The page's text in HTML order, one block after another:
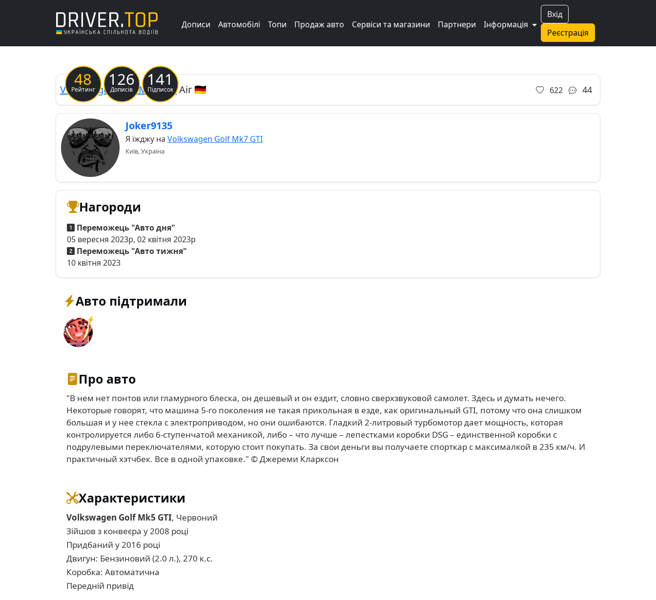
Вхід
Реєстрація
Дописи Автомобілі Топи Продаж авто Сервіси та магазини Партнери Інформація
48
Рейтинг
126
Дописів
141
Підписок
Previous
VolkswagenGolf Mk5 GTIAir 🇩🇪 622 44
Joker9135
Я їжджу на Volkswagen Golf Mk7 GTI
Київ, Україна
Нагороди
Переможець "Авто дня"
05 вересня 2023р, 02 квітня 2023р
Переможець "Авто тижня"
10 квітня 2023
Авто підтримали
Про авто
"В нем нет понтов или гламурного блеска, он дешевый и он ездит, словно сверхзвуковой самолет. Здесь и думать нечего.
Некоторые говорят, что машина 5-го поколения не такая прикольная в езде, как оригинальный GTI, потому что она слишком
большая и у нее стекла с электроприводом, но они ошибаются. Гладкий 2-литровый турбомотор дает мощность, которая
контролируется либо 6-ступенчатой механикой, либо – что лучше – лепестками коробки DSG – единственной коробки с
подрулевыми переключателями, которую стоит покупать. За свои деньги вы получаете спорткар с максималкой в 235 км/ч. И
практичный хэтчбек. Все в одной упаковке." © Джереми Кларксон
Характеристики
Volkswagen Golf Mk5 GTI, Червоний
Зійшов з конвеєра у 2008 році
Придбаний у 2016 році
Двигун: Бензиновий (2.0 л.), 270 к.с.
Коробка: Автоматична
Передній привід